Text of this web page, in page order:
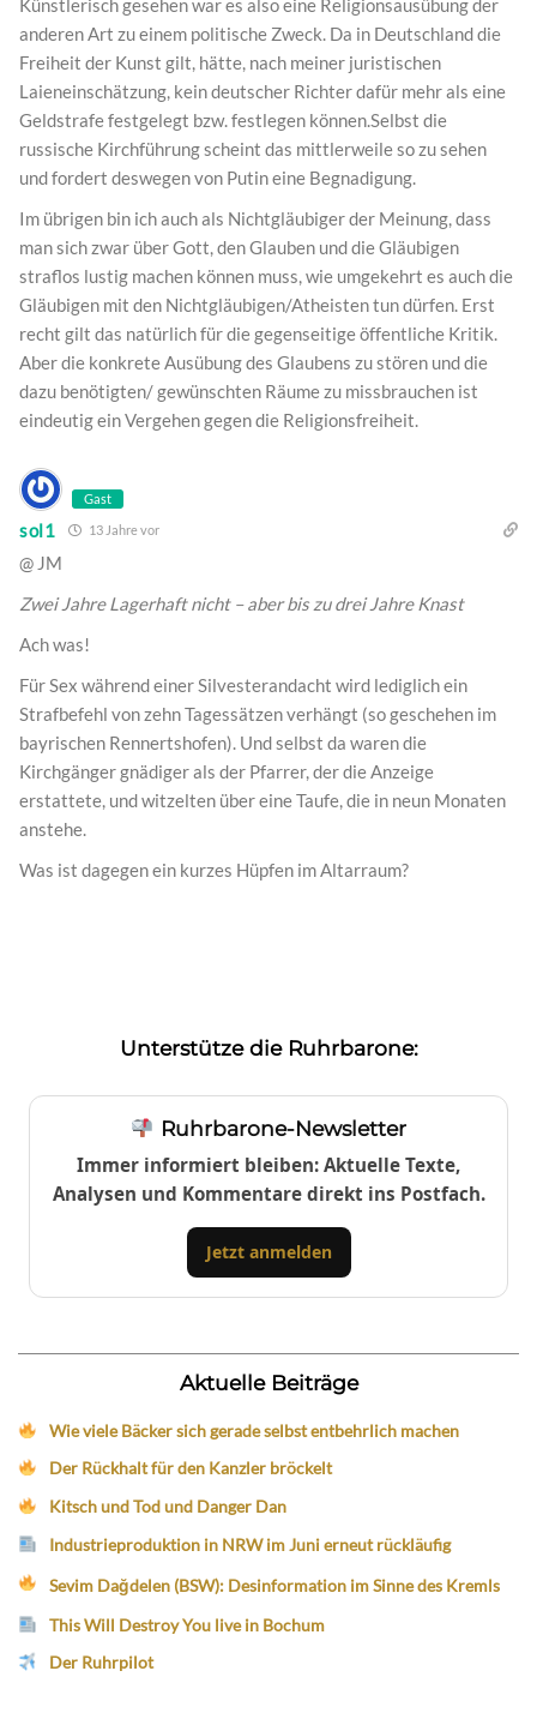
Künstlerisch gesehen war es also eine Religionsausübung der
anderen Art zu einem politische Zweck. Da in Deutschland die
Freiheit der Kunst gilt, hätte, nach meiner juristischen
Laieneinschätzung, kein deutscher Richter dafür mehr als eine
Geldstrafe festgelegt bzw. festlegen können.Selbst die
russische Kirchführung scheint das mittlerweile so zu sehen
und fordert deswegen von Putin eine Begnadigung.
Im übrigen bin ich auch als Nichtgläubiger der Meinung, dass
man sich zwar über Gott, den Glauben und die Gläubigen
straflos lustig machen können muss, wie umgekehrt es auch die
Gläubigen mit den Nichtgläubigen/Atheisten tun dürfen. Erst
recht gilt das natürlich für die gegenseitige öffentliche Kritik.
Aber die konkrete Ausübung des Glaubens zu stören und die
dazu benötigten/ gewünschten Räume zu missbrauchen ist
eindeutig ein Vergehen gegen die Religionsfreiheit.
Gast
sol1 13 Jahre vor
@ JM
Zwei Jahre Lagerhaft nicht – aber bis zu drei Jahre Knast
Ach was!
Für Sex während einer Silvesterandacht wird lediglich ein
Strafbefehl von zehn Tagessätzen verhängt (so geschehen im
bayrischen Rennertshofen). Und selbst da waren die
Kirchgänger gnädiger als der Pfarrer, der die Anzeige
erstattete, und witzelten über eine Taufe, die in neun Monaten
anstehe.
Was ist dagegen ein kurzes Hüpfen im Altarraum?
Unterstütze die Ruhrbarone:
Ruhrbarone-Newsletter
Immer informiert bleiben: Aktuelle Texte,
Analysen und Kommentare direkt ins Postfach.
Jetzt anmelden
Aktuelle Beiträge
Wie viele Bäcker sich gerade selbst entbehrlich machen
Der Rückhalt für den Kanzler bröckelt
Kitsch und Tod und Danger Dan
Industrieproduktion in NRW im Juni erneut rückläufig
Sevim Dağdelen (BSW): Desinformation im Sinne des Kremls
This Will Destroy You live in Bochum
Der Ruhrpilot